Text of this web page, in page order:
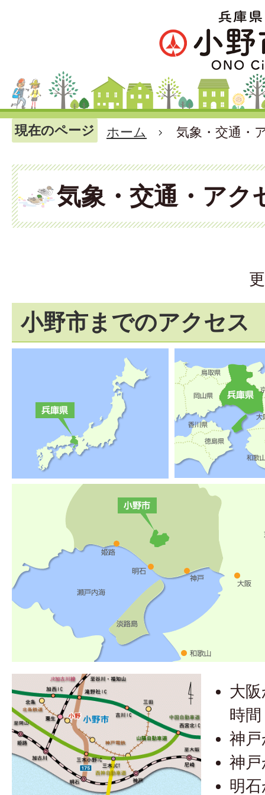
現在のページ ホーム 気象・交通・
気象・交通・アク
小野市までのアクセス
大
時間
神
神
明